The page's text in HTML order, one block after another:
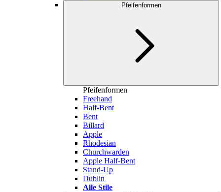
Pfeifenformen
Pfeifenformen
Freehand
Half-Bent
Bent
Billard
Apple
Rhodesian
Churchwarden
Apple Half-Bent
Stand-Up
Dublin
Alle Stile